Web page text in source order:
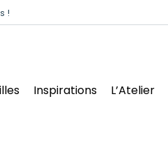
!
Inspirations L’Atelier